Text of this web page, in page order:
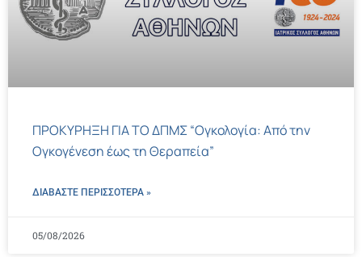
ΠΡΟΚΥΡΗΞΗ ΓΙΑ ΤΟ ΔΠΜΣ “Ογκολογία: Από την
Ογκογένεση έως τη Θεραπεία”
ΔΙΑΒΑΣΤΕ ΠΕΡΙΣΣΌΤΕΡΑ »
05/08/2026